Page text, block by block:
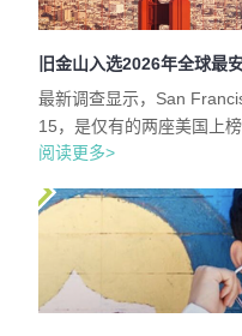
旧金山入选2026年全球最
最新调查显示，San
15，是仅有的两座美国上榜
阅读更多>